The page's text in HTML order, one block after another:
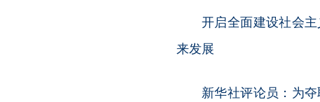
开启全面建设社会
来发展
新华社评论员：为